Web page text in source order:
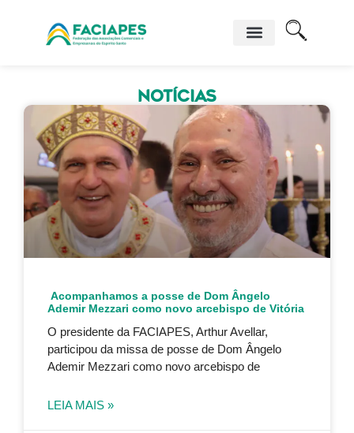
Notícias
Acompanhamos a posse de Dom Ângelo
Ademir Mezzari como novo arcebispo de Vitória
O presidente da FACIAPES, Arthur Avellar,
participou da missa de posse de Dom Ângelo
Ademir Mezzari como novo arcebispo de
LEIA MAIS »